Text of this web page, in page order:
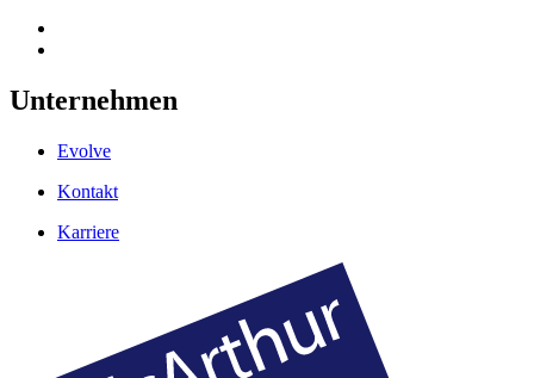
Unternehmen
Evolve
Kontakt
Karriere